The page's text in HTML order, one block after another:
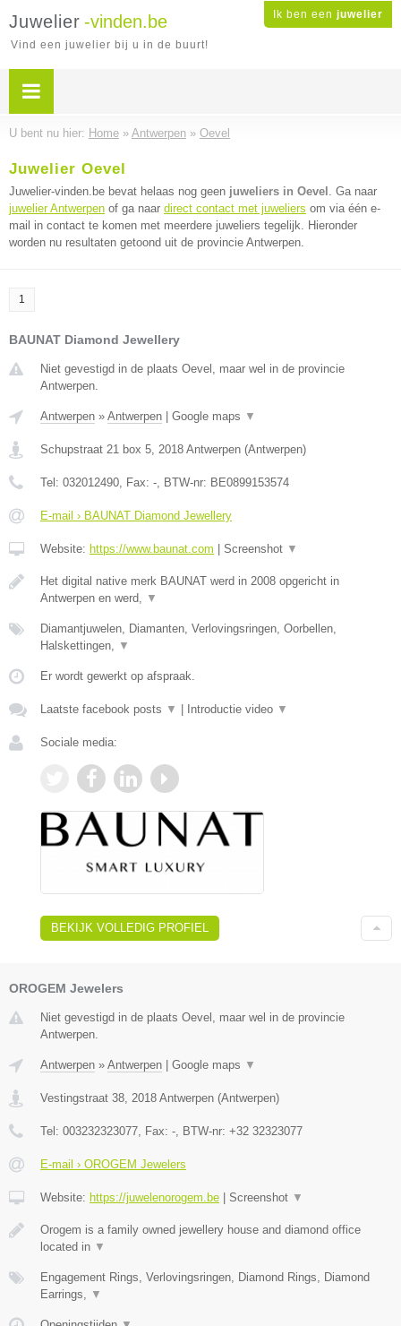
Ik ben een juwelier
Juwelier -vinden.be
Vind een juwelier bij u in de buurt!
U bent nu hier: Home » Antwerpen » Oevel
Juwelier Oevel
Juwelier-vinden.be bevat helaas nog geen juweliers in Oevel . Ga naar
juwelier Antwerpen of ga naar direct contact met juweliers om via één e-
mail in contact te komen met meerdere juweliers tegelijk. Hieronder
worden nu resultaten getoond uit de provincie Antwerpen.
1
BAUNAT Diamond Jewellery
Niet gevestigd in de plaats Oevel, maar wel in de provincie
Antwerpen.
Antwerpen » Antwerpen Google maps ▼
Schupstraat 21 box 5, 2018 Antwerpen (Antwerpen)
Tel: 032012490, Fax: -, BTW-nr: BE0899153574
E-mail › BAUNAT Diamond Jewellery
Website: https://www.baunat.com Screenshot ▼
Het digital native merk BAUNAT werd in 2008 opgericht in
Antwerpen en werd, ▼
Diamantjuwelen, Diamanten, Verlovingsringen, Oorbellen,
Halskettingen, ▼
Er wordt gewerkt op afspraak.
Laatste facebook posts ▼ Introductie video ▼
Sociale media:
BEKIJK VOLLEDIG PROFIEL
OROGEM Jewelers
Niet gevestigd in de plaats Oevel, maar wel in de provincie
Antwerpen.
Antwerpen » Antwerpen Google maps ▼
Vestingstraat 38, 2018 Antwerpen (Antwerpen)
Tel: 003232323077, Fax: -, BTW-nr: +32 32323077
E-mail › OROGEM Jewelers
Website: https://juwelenorogem.be Screenshot ▼
Orogem is a family owned jewellery house and diamond office
located in ▼
Engagement Rings, Verlovingsringen, Diamond Rings, Diamond
Earrings, ▼